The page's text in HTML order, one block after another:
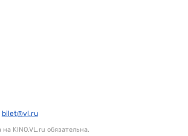
bilet@vl.ru
KINO.VL.ru обязательна.